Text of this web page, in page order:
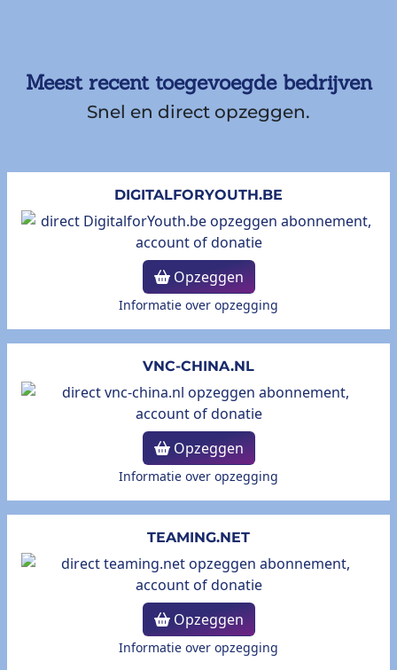
Meest recent toegevoegde bedrijven
Snel en direct opzeggen.
DIGITALFORYOUTH.BE
Opzeggen
Informatie over opzegging
VNC-CHINA.NL
Opzeggen
Informatie over opzegging
TEAMING.NET
Opzeggen
Informatie over opzegging